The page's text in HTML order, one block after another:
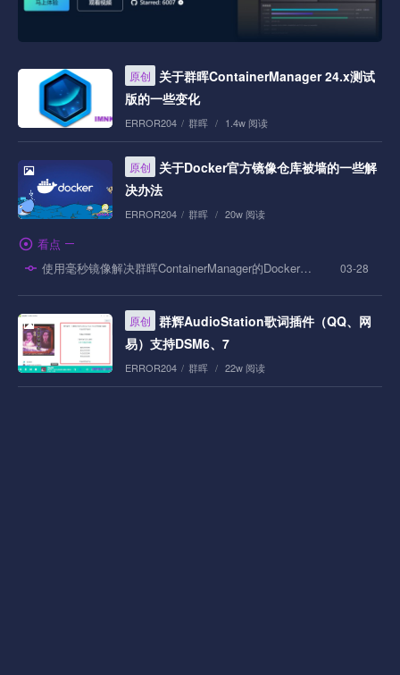
原创
关于群晖ContainerManager 24.x测试
版的一些变化
ERROR204 / 群晖 / 1.4w 阅读
原创
关于Docker官方镜像仓库被墙的一些解
决办法
ERROR204 / 群晖 / 20w 阅读
看点
使用毫秒镜像解决群晖ContainerManager的Docker搜索和拉取
03-28
原创 群辉AudioStation歌词插件（QQ、网
易）支持DSM6、7
ERROR204 / 群晖 / 22w 阅读